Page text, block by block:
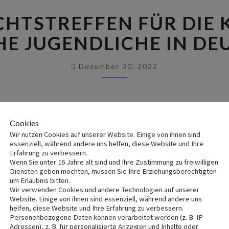
WEIHNACHTSTREFFEN
FÜR
DIE
MELKITISCHE
FÜR DIE
JUGENDLICHE IN
Dezember 30, 2022
Melkitische jugendliche am Mittwoch, den
sprachen über die Jugendaktivitäten für das Jahr
Seiner Seligkeit Patriarch Youssef Al-Absi in
Cookies
Wir nutzen Cookies auf unserer Website. Einige von ihnen sind
essenziell, während andere uns helfen, diese Website und Ihre
Erfahrung zu verbessern.
Wenn Sie unter 16 Jahre alt sind und Ihre Zustimmung zu freiwilligen
Diensten geben möchten, müssen Sie Ihre Erziehungsberechtigten
um Erlaubnis bitten.
Wir verwenden Cookies und andere Technologien auf unserer
Website. Einige von ihnen sind essenziell, während andere uns
helfen, diese Website und Ihre Erfahrung zu verbessern.
Personenbezogene Daten können verarbeitet werden (z. B. IP-
Adressen), z. B. für personalisierte Anzeigen und Inhalte oder